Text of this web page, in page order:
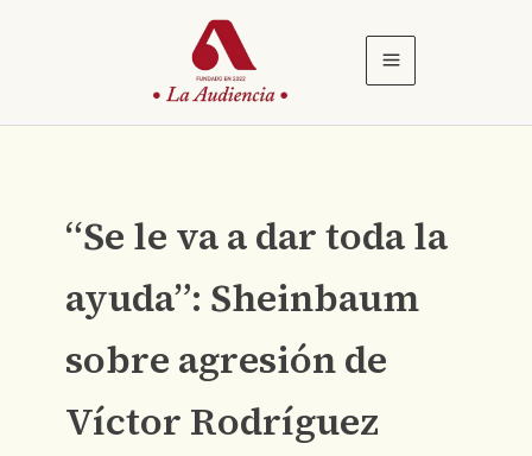
“Se le va a dar toda la
ayuda”: Sheinbaum
sobre agresión de
Víctor Rodríguez